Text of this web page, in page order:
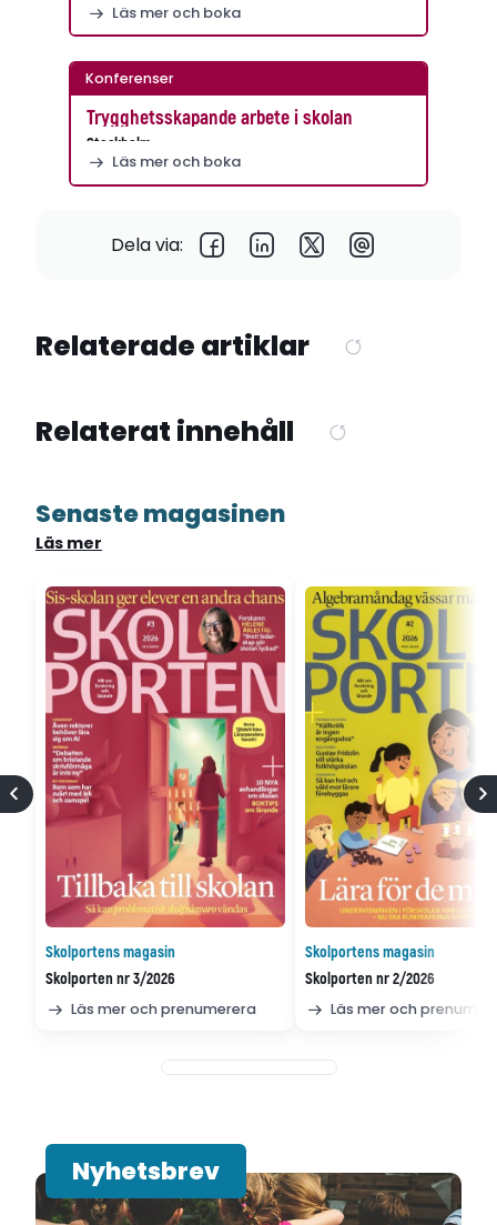
Läs mer och boka
Konferenser
Trygghetsskapande arbete i skolan
Stockholm
Läs mer och boka
Dela via:
Relaterade artiklar
Relaterat innehåll
Senaste magasinen
Läs mer
Skolportens magasin
Skolporten nr 3/2026
Läs mer och prenumerera
Skolportens magasin
Skolporten nr 2/2026
Läs mer och
Nyhetsbrev